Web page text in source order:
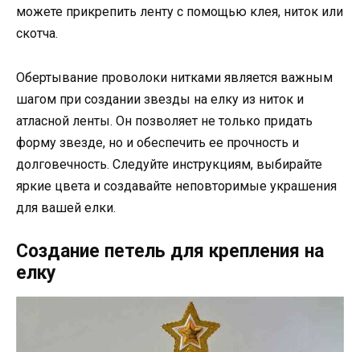
можете прикрепить ленту с помощью клея, ниток или
скотча.
Обертывание проволоки нитками является важным
шагом при создании звезды на елку из ниток и
атласной ленты. Он позволяет не только придать
форму звезде, но и обеспечить ее прочность и
долговечность. Следуйте инструкциям, выбирайте
яркие цвета и создавайте неповторимые украшения
для вашей елки.
Создание петель для крепления на
елку